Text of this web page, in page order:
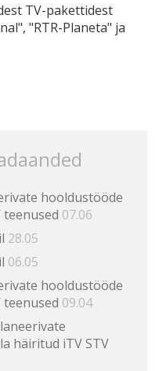
TV-pakettidest
"RTR-Planeta" ja
hooldustööde
07.06
28.05
06.05
hooldustööde
09.04
häiritud iTV STV